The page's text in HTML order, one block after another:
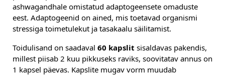
ashwagandhale omistatud adaptogeensete omaduste
eest. Adaptogeenid on ained, mis toetavad organismi
stressiga toimetulekut ja tasakaalu säilitamist.
Toidulisand on saadaval 60 kapslit sisaldavas pakendis,
millest piisab 2 kuu pikkuseks raviks, soovitatav annus on
1 kapsel päevas. Kapslite mugav vorm muudab